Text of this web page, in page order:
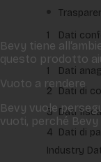
Bevy tiene
questo prodotto
Vuoto a rendere
Bevy vuole
vuoti, perché
Dati
Dati
Dati di
Dati
Dati di
Industry